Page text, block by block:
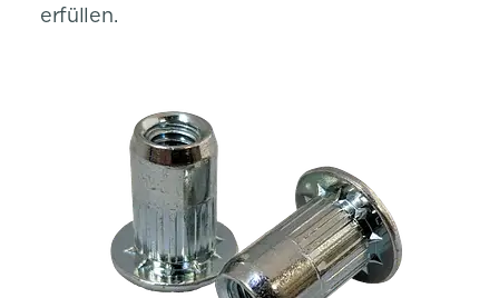
erfüllen.